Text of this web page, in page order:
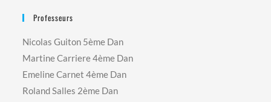
Professeurs
Nicolas Guiton 5ème Dan
Martine Carriere 4ème Dan
Emeline Carnet 4ème Dan
Roland Salles 2ème Dan